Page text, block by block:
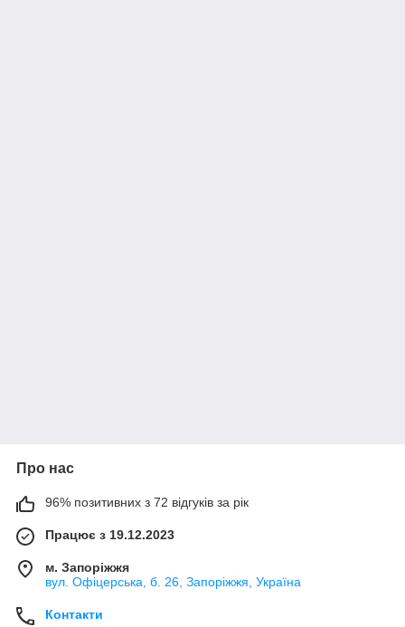
Про нас
96% позитивних з 72 відгуків за рік
Працює з 19.12.2023
м. Запоріжжя
вул. Офіцерська, б. 26, Запоріжжя, Україна
Контакти